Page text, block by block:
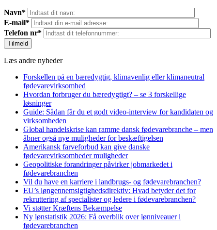
Navn*
E-mail*
Telefon nr*
Læs andre nyheder
Forskellen på en bæredygtig, klimavenlig eller klimaneutral
fødevarevirksomhed
Hvordan forbruger du bæredygtigt? – se 3 forskellige
løsninger
Guide: Sådan får du et godt video-interview for kandidaten og
virksomheden
Global handelskrise kan ramme dansk fødevarebranche – men
åbner også nye muligheder for beskæftigelsen
Amerikansk farveforbud kan give danske
fødevarevirksomheder muligheder
Geopolitiske forandringer påvirker jobmarkedet i
fødevarebranchen
Vil du have en karriere i landbrugs- og fødevarebranchen?
EU’s løngennemsigtighedsdirektiv: Hvad betyder det for
rekruttering af specialister og ledere i fødevarebranchen?
Vi støtter Kræftens Bekæmpelse
Ny lønstatistik 2026: Få overblik over lønniveauer i
fødevarebranchen